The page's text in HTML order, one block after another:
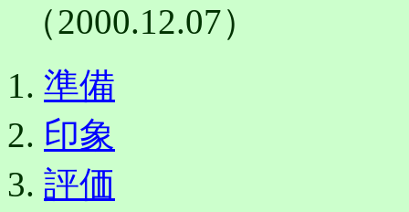
（2000.12.07）
準備
印象
評価